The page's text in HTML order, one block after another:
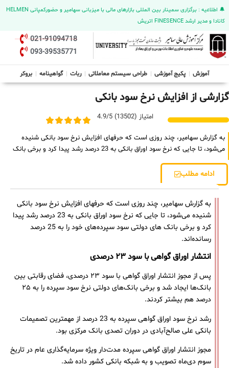
🔔 اطلاعیه : برگزاری سمینار بین المللی بازارهای مالی با میزبانی سهامیر و حضورکمپانی HELMEN
کانادا و مدیر ارشد FINESENCE اتریش
021-91094718
093-39535771
آموزش پکیج آموزشی طراحی سیستم معاملاتی ربات گواهینامه بروکر
گزارشی از افزایش نرخ سود بانکی
امتیاز (13502) 4.9/5
به گزارش سهامیر، چند روزی است که حرفهای افزایش نرخ سود بانکی شنیده
می‌شود، تا جایی که نرخ سود اوراق بانکی به 23 درصد رشد پیدا کرد و برخی بانک‌
ادامه مطلب
به گزارش سهامیر، چند روزی است که حرفهای افزایش نرخ سود بانکی
شنیده می‌شود، تا جایی که نرخ سود اوراق بانکی به 23 درصد رشد پیدا
کرد و برخی بانک‌ های دولتی سود سپرده‌های خود را به 25 درصد
رسانده‌اند.
انتشار اوراق گواهی با سود ۲۳ درصدی
پس از مجوز انتشار اوراق گواهی با سود ۲۳ درصدی، فضای رقابتی بین
بانک‌ها ایجاد شد و برخی بانک‌های دولتی نرخ سود سپرده را به ۲۵
درصد هم بیشتر کردند.
رشد نرخ سود اوراق گواهی سپرده به 23 درصد از مهمترین تصمیمات
بانکی علی صالح‌آبادی در دوران تصدی بانک مرکزی بود.
مجوز انتشار اوراق گواهی سپرده مدت‌دار ویژه سرمایه‌گذاری عام در تاریخ
سوم دی‌ماه تصویب و به شبکه بانکی کشور داده شد.